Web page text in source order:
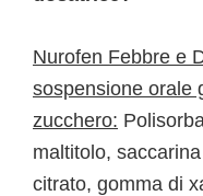
Nurofen Febbre e
sospensione orale
zucchero:
maltitolo,
citrato, gomma di